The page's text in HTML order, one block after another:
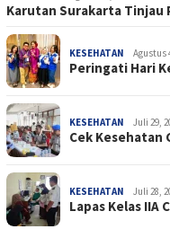
Karutan Surakarta Tinjau
KESEHATAN Agustus
Peringati Hari
KESEHATAN Juli 29,
Cek
KESEHATAN Juli 28,
Lapas Kelas IIA